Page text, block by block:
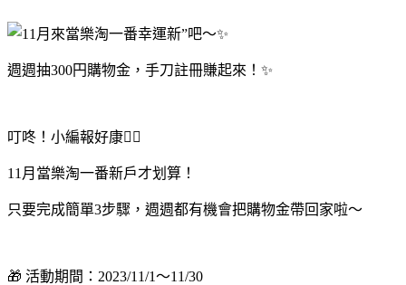
週週抽300円購物金，手刀註冊賺起來！✨
叮咚！小編報好康🏃‍♀️
11月當樂淘一番新戶才划算！
只要完成簡單3步驟，週週都有機會把購物金帶回家啦～
🎁 活動期間：2023/11/1～11/30